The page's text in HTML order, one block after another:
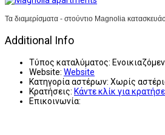
Τα διαμερίσματα - στούντιο Magnolia
Additional Info
Τύπος καταλύματος:
Website: Website
Κατηγορία αστέρων: Χωρίς
Κρατήσεις: Κάντε κλίκ για
Επικοινωνία: